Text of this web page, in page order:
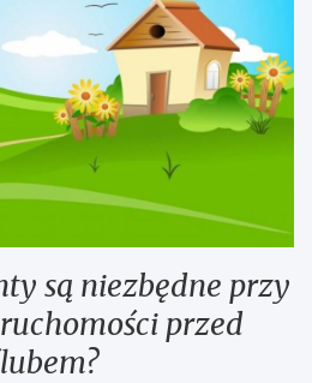
są niezbędne przy
przed